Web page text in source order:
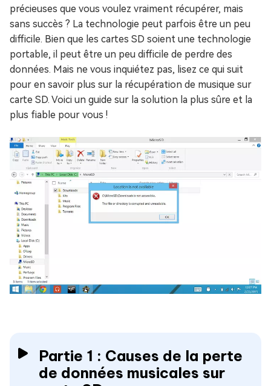
précieuses que vous voulez vraiment récupérer, mais
sans succès ? La technologie peut parfois être un peu
difficile. Bien que les cartes SD soient une technologie
portable, il peut être un peu difficile de perdre des
données. Mais ne vous inquiétez pas, lisez ce qui suit
pour en savoir plus sur la récupération de musique sur
carte SD. Voici un guide sur la solution la plus sûre et la
plus fiable pour vous !
Partie 1 : Causes de la perte
de données musicales sur